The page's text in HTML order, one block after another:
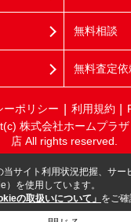
無料相談
無料査定依
ーポリシー 利用規約
株式会社ホームプラ
店 All rights reserved.
サイト利用状況把握、サー
を使用しています。
の取扱いについて」 をご確